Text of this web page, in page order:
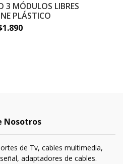
3 MÓDULOS LIBRES
PLÁSTICO
Nosotros
de Tv, cables multimedia,
adaptadores de cables.